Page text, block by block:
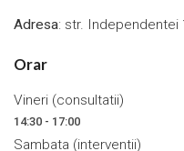
Adresa: str. Independentei
Orar
Vineri (consultatii)
14:30 - 17:00
Sambata (interventii)